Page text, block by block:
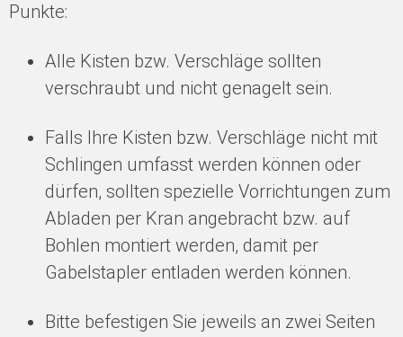
Punkte:
Alle Kisten bzw. Verschläge sollten
verschraubt und nicht genagelt sein.
Falls Ihre Kisten bzw. Verschläge nicht mit
Schlingen umfasst werden können oder
dürfen, sollten spezielle Vorrichtungen zum
Abladen per Kran angebracht bzw. auf
Bohlen montiert werden, damit per
Gabelstapler entladen werden können.
Bitte befestigen Sie jeweils an zwei Seiten